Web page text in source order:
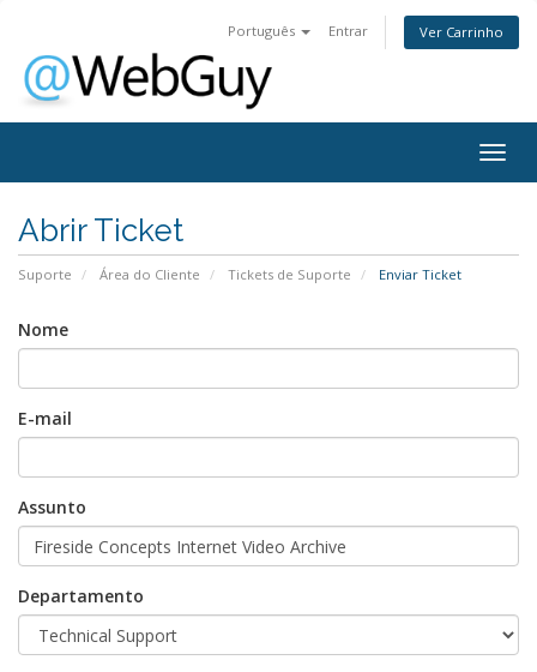
Português Entrar Ver Carrinho
Abrir Ticket
Suporte Área do Cliente Tickets de Suporte Enviar Ticket
Nome
E-mail
Assunto
Departamento